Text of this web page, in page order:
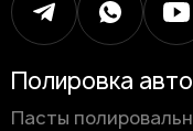
Полировка
Пасты